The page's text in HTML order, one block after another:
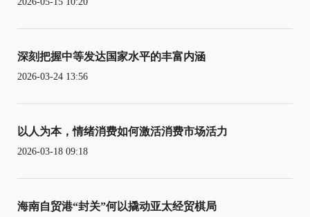
深刻把握中等发达国家水平的丰富内涵
2026-03-24 13:56
以人为本，情绪消费如何激活消费市场活力
2026-03-18 09:18
海南自贸港“封关”何以撬动亚太经贸棋局